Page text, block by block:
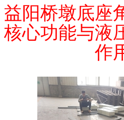
益阳桥墩底座
核心功能与液
作